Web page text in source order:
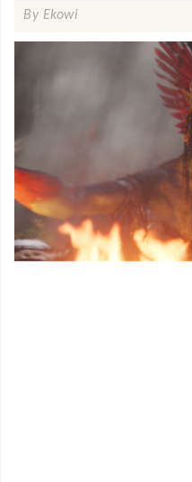
By Ekowi